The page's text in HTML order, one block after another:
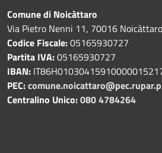
Comune di Noicàttaro
Via Pietro Nenni 11, 70016
Codice Fiscale:05165930727
Partita IVA:05165930727
IBAN:
PEC:
Centralino Unico:080 4784264